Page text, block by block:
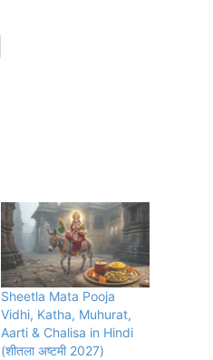
Sheetla Mata Pooja
Vidhi, Katha, Muhurat,
Aarti & Chalisa in Hindi
(शीतला अष्टमी 2027)